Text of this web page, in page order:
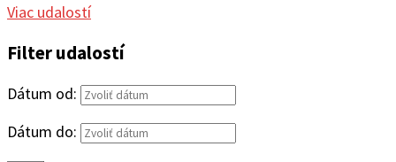
Viac udalostí
Filter udalostí
Dátum od:
Dátum do: